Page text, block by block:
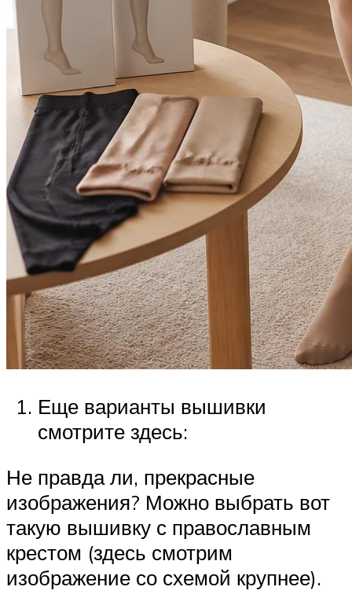
Еще варианты вышивки
смотрите здесь:
Не правда ли, прекрасные
изображения? Можно выбрать вот
такую вышивку с православным
крестом (здесь смотрим
изображение со схемой крупнее).